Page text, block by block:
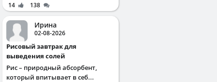
14 138
Ирина
02-08-2026
Рисовый завтрак для
выведения солей
Рис – природный абсорбент,
который впитывает в себ...